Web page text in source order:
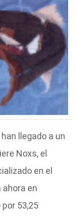
llegado a un
Noxs, el
en el
en
53,25